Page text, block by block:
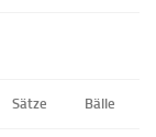
Sätze Bälle